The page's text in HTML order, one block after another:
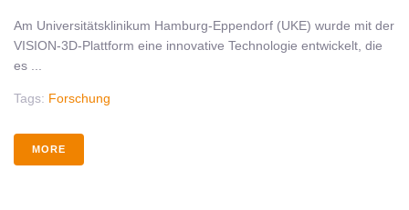
Am Universitätsklinikum Hamburg-Eppendorf (UKE) wurde mit der
VISION-3D-Plattform eine innovative Technologie entwickelt, die
es ...
Tags: Forschung
MORE